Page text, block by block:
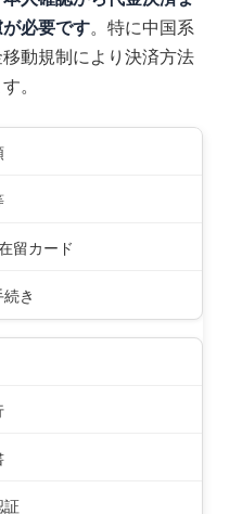
必要です。特に中国系
動規制により決済方法
。
留カード
き
証